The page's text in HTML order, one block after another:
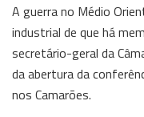
A guerra no Médio
industrial de que há
secretário-geral da
da abertura da
nos Camarões.